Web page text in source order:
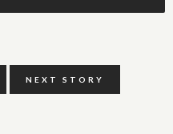
NEXT STORY